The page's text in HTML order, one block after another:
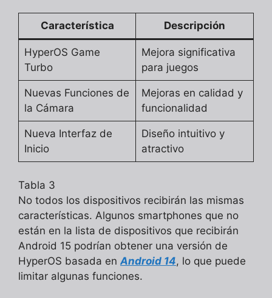
Característica Descripción
HyperOS Game
Turbo
Mejora significativa
para juegos
Nuevas Funciones de
la Cámara
Mejoras en calidad y
funcionalidad
Nueva Interfaz de
Inicio
Diseño intuitivo y
atractivo
Tabla 3
No todos los dispositivos recibirán las mismas
características. Algunos smartphones que no
están en la lista de dispositivos que recibirán
Android 15 podrían obtener una versión de
HyperOS basada en Android 14, lo que puede
limitar algunas funciones.